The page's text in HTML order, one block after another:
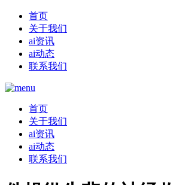
首页
关于我们
ai资讯
ai动态
联系我们
首页
关于我们
ai资讯
ai动态
联系我们